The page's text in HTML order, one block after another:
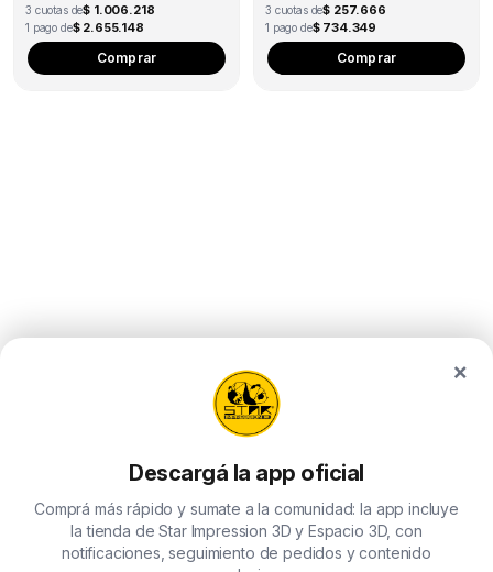
3 cuotas de$ 1.006.218
1 pago de$ 2.655.148
Comprar
3 cuotas de$ 257.666
1 pago de$ 734.349
Comprar
×
Descargá la app oficial
Comprá más rápido y sumate a la comunidad: la app incluye
la tienda de Star Impression 3D y Espacio 3D, con
notificaciones, seguimiento de pedidos y contenido